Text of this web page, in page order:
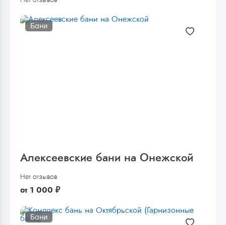
Бани
Алексеевские бани на Онежской
Нет отзывов
от 1 000 ₽
Бани